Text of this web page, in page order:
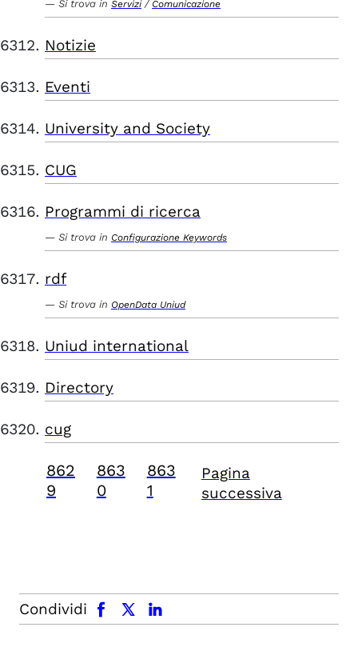
Si trova in Servizi / Comunicazione
Notizie
Eventi
University and Society
CUG
Programmi di ricerca
Si trova in Configurazione Keywords
rdf
Si trova in OpenData Uniud
Uniud international
Directory
cug
862
9
863
0
863
1
Pagina
successiva
Condividi
facebook x.com linkedin